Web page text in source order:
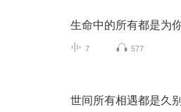
生命中的所有都是为
7 577
世间所有相遇都是久